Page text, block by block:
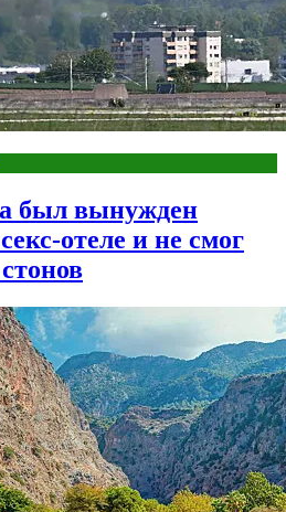
был вынужден
отеле и не смог